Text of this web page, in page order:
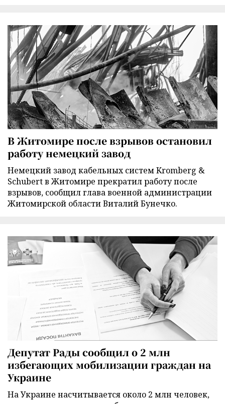
В Житомире после взрывов остановил
работу немецкий завод
Немецкий завод кабельных систем Kromberg &
Schubert в Житомире прекратил работу после
взрывов, сообщил глава военной администрации
Житомирской области Виталий Бунечко.
Депутат Рады сообщил о 2 млн
избегающих мобилизации граждан на
Украине
На Украине насчитывается около 2 млн человек,